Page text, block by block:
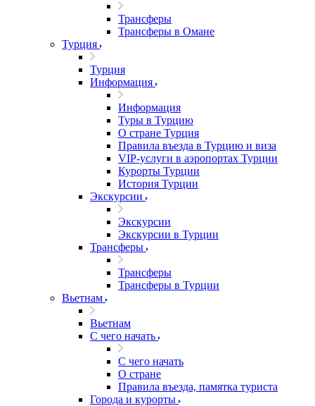
Трансферы
Трансферы в Омане
Турция
Турция
Информация
Информация
Туры в Турцию
О стране Турция
Правила въезда в Турцию и виза
VIP-услуги в аэропортах Турции
Курорты Турции
История Турции
Экскурсии
Экскурсии
Экскурсии в Турции
Трансферы
Трансферы
Трансферы в Турции
Вьетнам
Вьетнам
С чего начать
С чего начать
О стране
Правила въезда, памятка туриста
Города и курорты